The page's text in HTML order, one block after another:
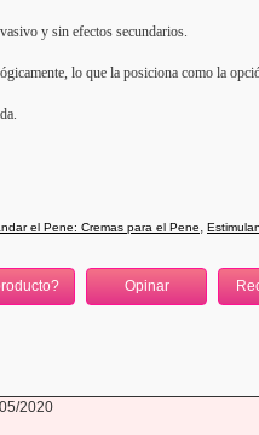
y sin efectos secundarios.
lo que la posiciona como la
el Pene: Cremas para el Pene,
2020